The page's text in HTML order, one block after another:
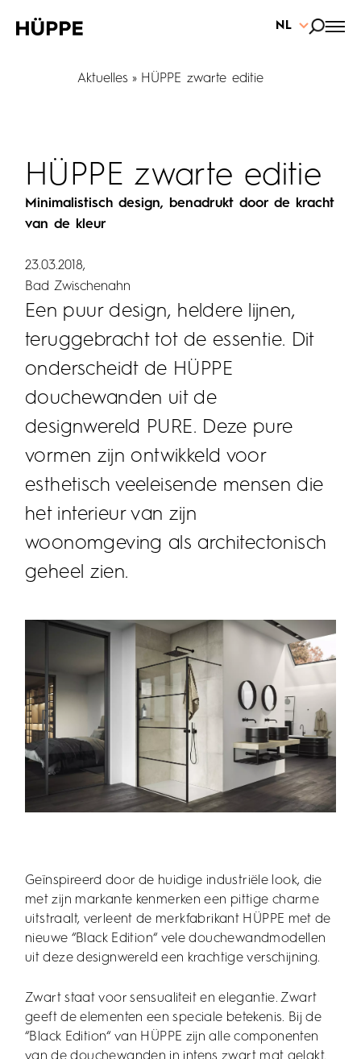
NL
Aktuelles HÜPPE zwarte editie
HÜPPE zwarte editie
Minimalistisch design, benadrukt door de kracht
van de kleur
23.03.2018
Bad Zwischenahn
Een puur design, heldere lijnen,
teruggebracht tot de essentie. Dit
onderscheidt de HÜPPE
douchewanden uit de
designwereld PURE. Deze pure
vormen zijn ontwikkeld voor
esthetisch veeleisende mensen die
het interieur van zijn
woonomgeving als architectonisch
geheel zien.
Geïnspireerd door de huidige industriële look, die
met zijn markante kenmerken een pittige charme
uitstraalt, verleent de merkfabrikant HÜPPE met de
nieuwe “Black Edition“ vele douchewandmodellen
uit deze designwereld een krachtige verschijning.
Zwart staat voor sensualiteit en elegantie. Zwart
geeft de elementen een speciale betekenis. Bij de
“Black Edition“ van HÜPPE zijn alle componenten
van de douchewanden in intens zwart mat gelakt.